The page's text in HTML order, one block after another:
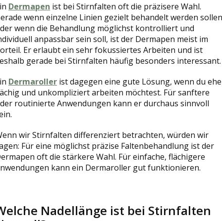
Dermapen ist bei Stirnfalten oft die präzisere Wahl.
wenn einzelne Linien gezielt behandelt werden sollen
wenn die Behandlung möglichst kontrolliert und
anpassbar sein soll, ist der Dermapen meist im
Er erlaubt ein sehr fokussiertes Arbeiten und ist
gerade bei Stirnfalten häufig besonders interessant.
Dermaroller ist dagegen eine gute Lösung, wenn du
und unkompliziert arbeiten möchtest. Für sanftere
routinierte Anwendungen kann er durchaus sinnvoll
wir Stirnfalten differenziert betrachten, würden wir
Für eine möglichst präzise Faltenbehandlung ist der
oft die stärkere Wahl. Für einfache, flächigere
kann ein Dermaroller gut funktionieren.
Nadellänge ist bei Stirnfalten